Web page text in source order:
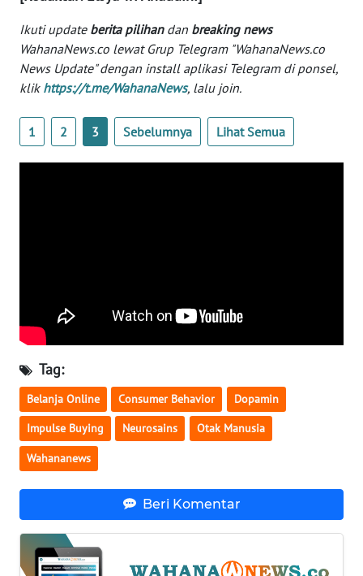
Ikuti update berita pilihandan breaking news
WahanaNews.co lewat Grup Telegram "WahanaNews.co
News Update" dengan install aplikasi Telegram di ponsel,
klik https://t.me/WahanaNews, lalu join.
1 2 3 Sebelumnya Lihat Semua
Tag:
Belanja Online Consumer Behavior Dopamin
Impulse Buying Neurosains Otak Manusia
Wahananews
Beri Komentar
REDAKSI
KARIR
DISCLAIMER
JAKARTA
WN
JABAR
WN
BANTEN
WN
WN
KEPRI